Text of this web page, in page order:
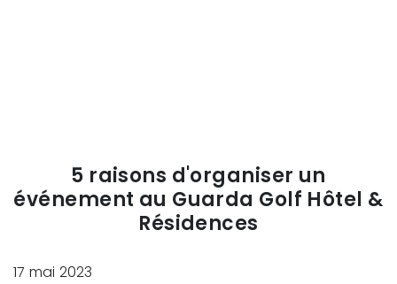
5 raisons d'organiser un
événement au Guarda Golf Hôtel &
Résidences
17 mai 2023